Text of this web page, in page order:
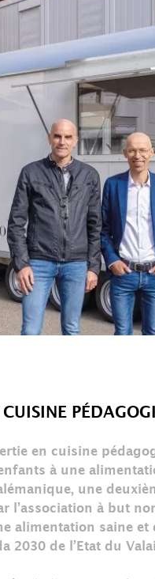
CUISINE
en cuisine
à une
une
l’association à but
alimentation saine
2030 de l’Etat du